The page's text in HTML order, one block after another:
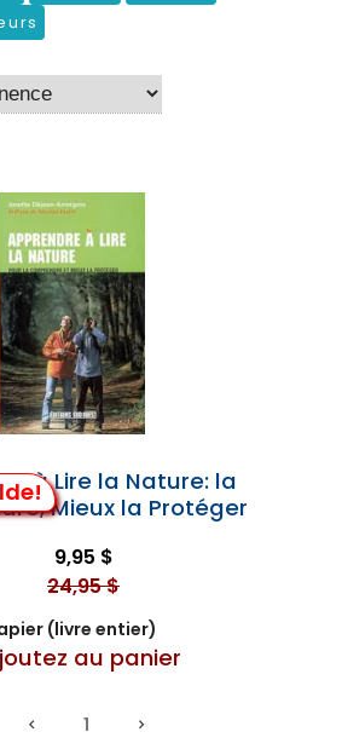
à Lire la Nature: la
Mieux la Protéger
9,95 $
24,95 $
(livre entier)
au panier
1